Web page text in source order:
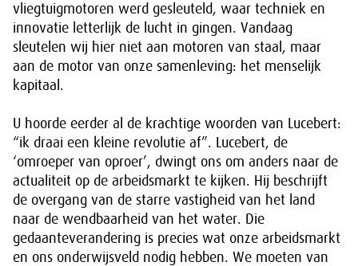
vliegtuigmotoren werd gesleuteld, waar techniek en
innovatie letterlijk de lucht in gingen. Vandaag
sleutelen wij hier niet aan motoren van staal, maar
aan de motor van onze samenleving: het menselijk
kapitaal.
U hoorde eerder al de krachtige woorden van Lucebert:
“ik draai een kleine revolutie af”. Lucebert, de
‘omroeper van oproer’, dwingt ons om anders naar de
actualiteit op de arbeidsmarkt te kijken. Hij beschrijft
de overgang van de starre vastigheid van het land
naar de wendbaarheid van het water. Die
gedaanteverandering is precies wat onze arbeidsmarkt
en ons onderwijsveld nodig hebben. We moeten van